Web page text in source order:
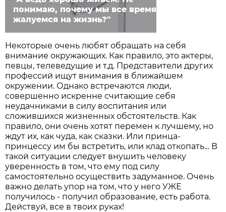
понимаю, почему мы все время
жалуемся на жизнь?"
Некоторые очень любят обращать на себя
внимание окружающих. Как правило, это актеры,
певцы, телеведущие и т.д. Представители других
профессий ищут внимания в ближайшем
окружении. Однако встречаются люди,
совершенно искренне считающие себя
неудачниками в силу воспитания или
сложившихся жизненных обстоятельств. Как
правило, они очень хотят перемен к лучшему, но
ждут их, как чуда, как сказки. Или принца-
принцессу им бы встретить, или клад откопать… В
такой ситуации следует внушить человеку
уверенность в том, что ему под силу
самостоятельно осуществить задуманное. Очень
важно делать упор на том, что у него УЖЕ
получилось - получил образование, есть работа.
Действуй, все в твоих руках!